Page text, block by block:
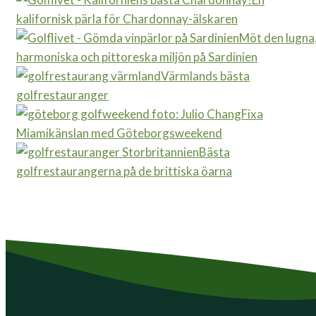
kalifornisk pärla för Chardonnay-älskaren
Möt den
harmoniska och pittoreska miljön på Sardinien
Värmlands bästa
golfrestauranger
Fixa
Miamikänslan med Göteborgsweekend
Bästa
golfrestaurangerna på de brittiska öarna